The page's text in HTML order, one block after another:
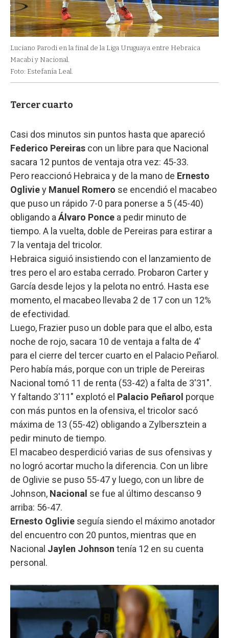
Luciano Parodi en la final de la Liga Uruguaya entre Hebraica
Macabi y Nacional.
Foto: Estefanía Leal.
Tercer cuarto
Casi dos minutos sin puntos hasta que apareció
Federico Pereiras con un libre para que Nacional
sacara 12 puntos de ventaja otra vez: 45-33.
Pero reaccionó Hebraica y de la mano de Ernesto
Ogliviey Manuel Romero se encendió el macabeo
que puso un rápido 7-0 para ponerse a 5 (45-40)
obligando aÁlvaro Ponce a pedir minuto de
tiempo. A la vuelta, doble de Pereiras para estirar a
7 la ventaja del tricolor.
Hebraica siguió insistiendo con el lanzamiento de
tres pero el aro estaba cerrado. Probaron Carter y
García desde lejos y la pelota no entró. Hasta ese
momento, el macabeo llevaba 2 de 17 con un 12%
de efectividad.
Luego, Frazier puso un doble para que el albo, esta
noche de rojo, sacara 10 de ventaja a falta de 4'
para el cierre del tercer cuarto en el Palacio Peñarol.
Pero había más, porque con un triple de Pereiras
Nacional tomó 11 de renta (53-42) a falta de 3'31".
Y faltando 3'11" explotó el Palacio Peñarol porque
con más puntos en la ofensiva, el tricolor sacó
máxima de 13 (55-42) obligando a Zylbersztein a
pedir minuto de tiempo.
El macabeo desperdició varias de sus ofensivas y
no logró acortar mucho la diferencia. Con un libre
de Oglivie se puso 55-47 y luego, con un libre de
Johnson, Nacional se fue al último descanso 9
arriba: 56-47.
Ernesto Oglivie seguía siendo el máximo anotador
del encuentro con 20 puntos, mientras que en
Nacional Jaylen Johnson tenía 12 en su cuenta
personal.